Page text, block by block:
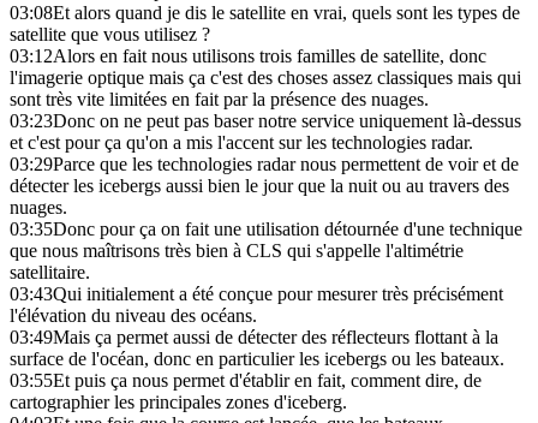
03:08Et alors quand je dis le satellite en vrai, quels sont les types de
satellite que vous utilisez ?
03:12Alors en fait nous utilisons trois familles de satellite, donc
l'imagerie optique mais ça c'est des choses assez classiques mais qui
sont très vite limitées en fait par la présence des nuages.
03:23Donc on ne peut pas baser notre service uniquement là-dessus
et c'est pour ça qu'on a mis l'accent sur les technologies radar.
03:29Parce que les technologies radar nous permettent de voir et de
détecter les icebergs aussi bien le jour que la nuit ou au travers des
nuages.
03:35Donc pour ça on fait une utilisation détournée d'une technique
que nous maîtrisons très bien à CLS qui s'appelle l'altimétrie
satellitaire.
03:43Qui initialement a été conçue pour mesurer très précisément
l'élévation du niveau des océans.
03:49Mais ça permet aussi de détecter des réflecteurs flottant à la
surface de l'océan, donc en particulier les icebergs ou les bateaux.
03:55Et puis ça nous permet d'établir en fait, comment dire, de
cartographier les principales zones d'iceberg.